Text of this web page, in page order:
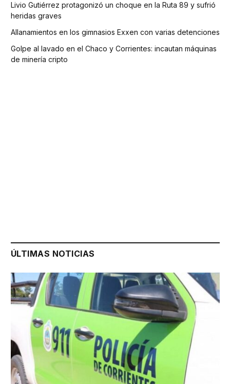
Livio Gutiérrez protagonizó un choque en la Ruta 89 y sufrió
heridas graves
Allanamientos en los gimnasios Exxen con varias detenciones
Golpe al lavado en el Chaco y Corrientes: incautan máquinas
de minería cripto
ÚLTIMAS NOTICIAS